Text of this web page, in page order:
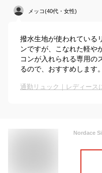
メッコ(40代・女性)
撥水生地が使われている
ンですが、こなれた軽や
コンが入れられる専用の
るので、おすすめします。